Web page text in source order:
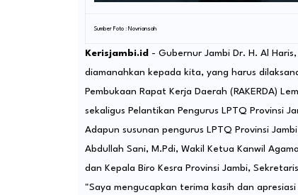
Sumber Foto : Novriansah
Kerisjambi.id - Gubernur Jambi Dr. H. Al
diamanahkan kepada kita, yang harus
Pembukaan Rapat Kerja Daerah (RAKERDA)
sekaligus Pelantikan Pengurus LPTQ Provinsi
Adapun susunan pengurus LPTQ Provinsi
Abdullah Sani, M.Pdi, Wakil Ketua Kanwil
dan Kepala Biro Kesra Provinsi Jambi,
"Saya mengucapkan terima kasih dan